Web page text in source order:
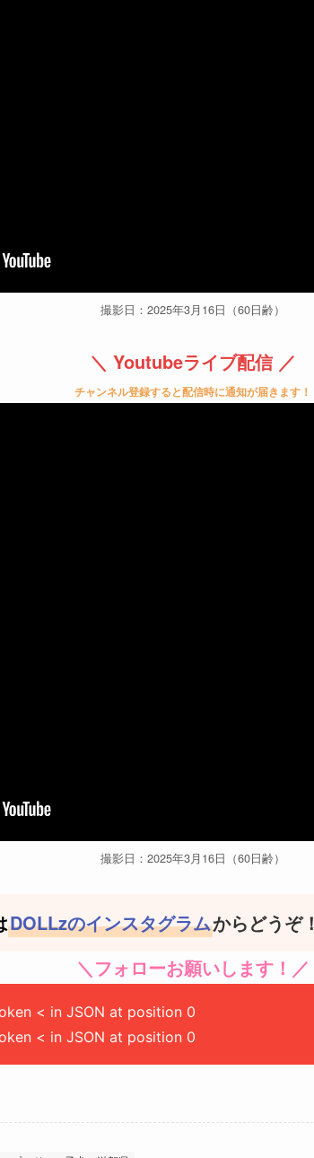
撮影日：2025年3月16日（60日齢）
＼ Youtubeライブ配信 ／
チャンネル登録すると配信時に通知が届きます！
撮影日：2025年3月16日（60日齢）
DOLLzのインスタグラムからどうぞ！
＼フォローお願いします！／
< in JSON at position 0
< in JSON at position 0